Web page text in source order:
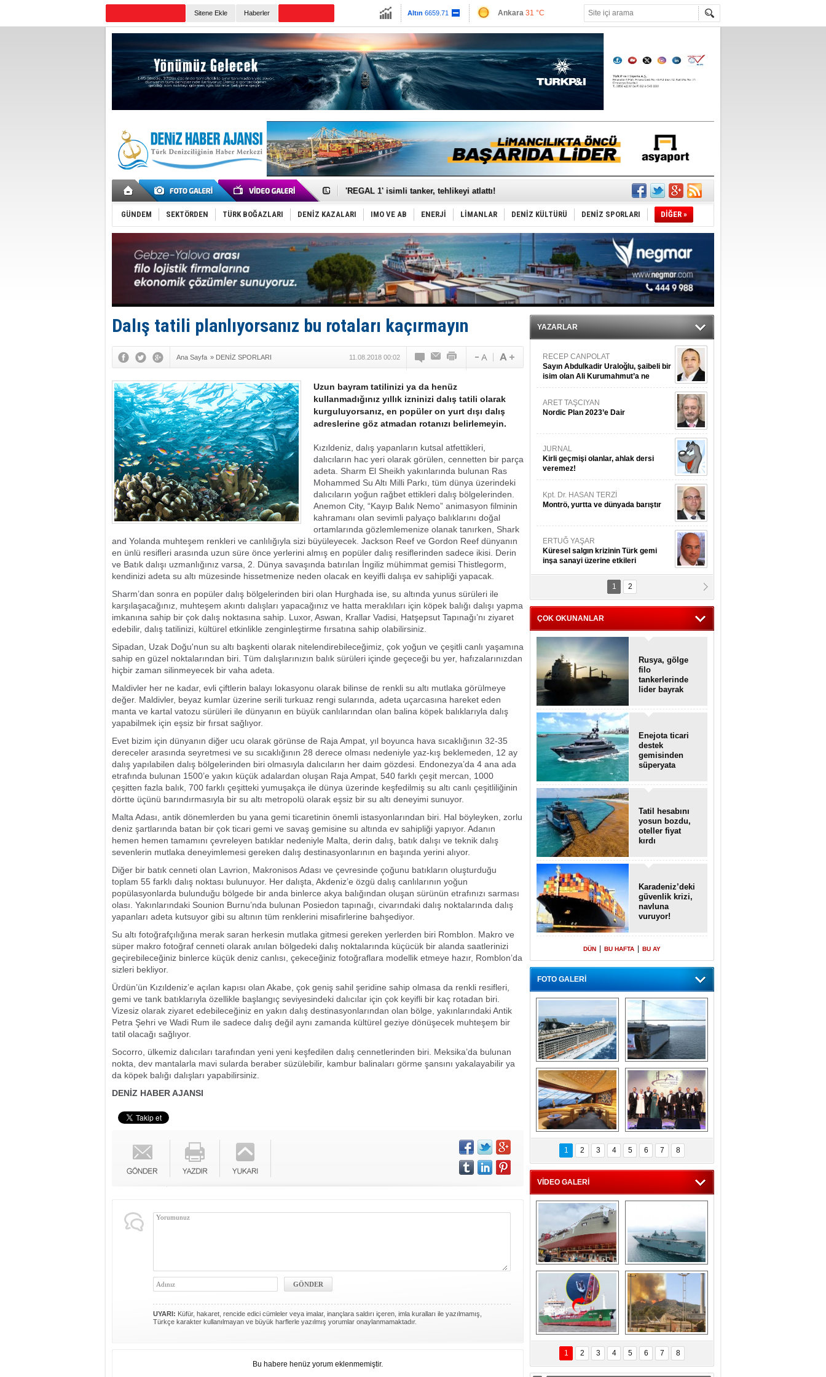
Sitene Ekle Haberler
Altın 6659.71
Euro55.1258
Ankara 31 °C
Antalya32 °C
Muğla 35 °C
Çanakkale 31 °C
Makine arızası yapan tanker, güvenli bölgeye çekildi
Dron saldırısına uğrayan Türk gemisi, Samsun'a getirildi!
'REGAL 1' isimli tanker, tehlikeyi atlattı!
Yakıt barcı filosuna 2 yeni gemi katıldı
Rus İHA’ları, Alman gemisini vurdu!
Karadeniz’deki güvenlik krizi, navluna vuruyor!
Tatil hesabını yosun bozdu, oteller fiyat kırdı
Rusya, gölge filo tankerlerinde lider bayrak konumunda
Enejota ticari destek gemisinden süperyata dönüştürüldü
Denizcilik sektörü, Alsancak Limanı’ndan memnun
Türkiye’den Karadeniz'deki gemicilik faaliyetlerine kısıtlama!
‘14. Olympos Regatta’ başlıyor
Taksi Botlar, 50 yıldır Marmaris’in mavi sularında
TÜRKLİM Başkanı Hamdi Erçelik’ten ‘Çözüm Anahtarı’
GÜNDEM SEKTÖRDEN TÜRK BOĞAZLARI DENİZ KAZALARI IMO VE AB ENERJİ LİMANLAR DENİZ KÜLTÜRÜ DENİZ SPORLARI DİĞER »
Dalış tatili planlıyorsanız bu rotaları kaçırmayın
Ana Sayfa » DENİZ SPORLARI 11.08.2018 00:02
Uzun bayram tatilinizi ya da henüz
kullanmadığınız yıllık izninizi dalış tatili olarak
kurguluyorsanız, en popüler on yurt dışı dalış
adreslerine göz atmadan rotanızı belirlemeyin.
Kızıldeniz, dalış yapanların kutsal atfettikleri,
dalıcıların hac yeri olarak görülen, cennetten bir parça
adeta. Sharm El Sheikh yakınlarında bulunan Ras
Mohammed Su Altı Milli Parkı, tüm dünya üzerindeki
dalıcıların yoğun rağbet ettikleri dalış bölgelerinden.
Anemon City, “Kayıp Balık Nemo” animasyon filminin
kahramanı olan sevimli palyaço balıklarını doğal
ortamlarında gözlemlemenize olanak tanırken, Shark
and Yolanda muhteşem renkleri ve canlılığıyla sizi büyüleyecek. Jackson Reef ve Gordon Reef dünyanın
en ünlü resifleri arasında uzun süre önce yerlerini almış en popüler dalış resiflerinden sadece ikisi. Derin
ve Batık dalışı uzmanlığınız varsa, 2. Dünya savaşında batırılan İngiliz mühimmat gemisi Thistlegorm,
kendinizi adeta su altı müzesinde hissetmenize neden olacak en keyifli dalışa ev sahipliği yapacak.
Sharm’dan sonra en popüler dalış bölgelerinden biri olan Hurghada ise, su altında yunus sürüleri ile
karşılaşacağınız, muhteşem akıntı dalışları yapacağınız ve hatta meraklıları için köpek balığı dalışı yapma
imkanına sahip bir çok dalış noktasına sahip. Luxor, Aswan, Krallar Vadisi, Hatşepsut Tapınağı’nı ziyaret
edebilir, dalış tatilinizi, kültürel etkinlikle zenginleştirme fırsatına sahip olabilirsiniz.
Sipadan, Uzak Doğu'nun su altı başkenti olarak nitelendirebileceğimiz, çok yoğun ve çeşitli canlı yaşamına
sahip en güzel noktalarından biri. Tüm dalışlarınızın balık sürüleri içinde geçeceği bu yer, hafızalarınızdan
hiçbir zaman silinmeyecek bir vaha adeta.
Maldivler her ne kadar, evli çiftlerin balayı lokasyonu olarak bilinse de renkli su altı mutlaka görülmeye
değer. Maldivler, beyaz kumlar üzerine serili turkuaz rengi sularında, adeta uçarcasına hareket eden
manta ve kartal vatozu sürüleri ile dünyanın en büyük canlılarından olan balina köpek balıklarıyla dalış
yapabilmek için eşsiz bir fırsat sağlıyor.
Evet bizim için dünyanın diğer ucu olarak görünse de Raja Ampat, yıl boyunca hava sıcaklığının 32-35
dereceler arasında seyretmesi ve su sıcaklığının 28 derece olması nedeniyle yaz-kış beklemeden, 12 ay
dalış yapılabilen dalış bölgelerinden biri olmasıyla dalıcıların her daim gözdesi. Endonezya’da 4 ana ada
etrafında bulunan 1500’e yakın küçük adalardan oluşan Raja Ampat, 540 farklı çeşit mercan, 1000
çeşitten fazla balık, 700 farklı çeşitteki yumuşakça ile dünya üzerinde keşfedilmiş su altı canlı çeşitliliğinin
dörtte üçünü barındırmasıyla bir su altı metropolü olarak eşsiz bir su altı deneyimi sunuyor.
Malta Adası, antik dönemlerden bu yana gemi ticaretinin önemli istasyonlarından biri. Hal böyleyken, zorlu
deniz şartlarında batan bir çok ticari gemi ve savaş gemisine su altında ev sahipliği yapıyor. Adanın
hemen hemen tamamını çevreleyen batıklar nedeniyle Malta, derin dalış, batık dalışı ve teknik dalış
sevenlerin mutlaka deneyimlemesi gereken dalış destinasyonlarının en başında yerini alıyor.
Diğer bir batık cenneti olan Lavrion, Makronisos Adası ve çevresinde çoğunu batıkların oluşturduğu
toplam 55 farklı dalış noktası bulunuyor. Her dalışta, Akdeniz’e özgü dalış canlılarının yoğun
popülasyonlarda bulunduğu bölgede bir anda binlerce akya balığından oluşan sürünün etrafınızı sarması
olası. Yakınlarındaki Sounion Burnu’nda bulunan Posiedon tapınağı, civarındaki dalış noktalarında dalış
yapanları adeta kutsuyor gibi su altının tüm renklerini misafirlerine bahşediyor.
Su altı fotoğrafçılığına merak saran herkesin mutlaka gitmesi gereken yerlerden biri Romblon. Makro ve
süper makro fotoğraf cenneti olarak anılan bölgedeki dalış noktalarında küçücük bir alanda saatlerinizi
geçirebileceğiniz binlerce küçük deniz canlısı, çekeceğiniz fotoğraflara modellik etmeye hazır, Romblon’da
sizleri bekliyor.
Ürdün’ün Kızıldeniz’e açılan kapısı olan Akabe, çok geniş sahil şeridine sahip olmasa da renkli resifleri,
gemi ve tank batıklarıyla özellikle başlangıç seviyesindeki dalıcılar için çok keyifli bir kaç rotadan biri.
Vizesiz olarak ziyaret edebileceğiniz en yakın dalış destinasyonlarından olan bölge, yakınlarındaki Antik
Petra Şehri ve Wadi Rum ile sadece dalış değil aynı zamanda kültürel geziye dönüşecek muhteşem bir
tatil olacağı sağlıyor.
Socorro, ülkemiz dalıcıları tarafından yeni yeni keşfedilen dalış cennetlerinden biri. Meksika’da bulunan
nokta, dev mantalarla mavi sularda beraber süzülebilir, kambur balinaları görme şansını yakalayabilir ya
da köpek balığı dalışları yapabilirsiniz.
DENİZ HABER AJANSI
UYARI: Küfür, hakaret, rencide edici cümleler veya imalar, inançlara saldırı içeren, imla kuralları ile yazılmamış,
Türkçe karakter kullanılmayan ve büyük harflerle yazılmış yorumlar onaylanmamaktadır.
Bu habere henüz yorum eklenmemiştir.
YAZARLAR
RECEP CANPOLAT
Sayın Abdulkadir Uraloğlu, şaibeli bir
isim olan Ali Kurumahmut’a ne
danışıyorsunuz?
ARET TAŞCIYAN
Nordic Plan 2023’e Dair
JURNAL
Kirli geçmişi olanlar, ahlak dersi
veremez!
Kpt. Dr. HASAN TERZİ
Montrö, yurtta ve dünyada barıştır
ERTUĞ YAŞAR
Küresel salgın krizinin Türk gemi
inşa sanayi üzerine etkileri
Kpt. MESUT AZMİ GÖKSOY
ithafen...
1 2
ÇOK OKUNANLAR
Rusya, gölge
filo
tankerlerinde
lider bayrak
Enejota ticari
destek
gemisinden
süperyata
Tatil hesabını
yosun bozdu,
oteller fiyat
kırdı
Karadeniz’deki
güvenlik krizi,
navluna
vuruyor!
DÜN BU HAFTA BU AY
FOTO GALERİ
“Gemi içinde gemi”
konsepti ile MSC
Splendida
Dünyada tek!
Denizaltı yüzer
havuzu intikal
seyrine başladı
MSC'den 55 milyon
euroluk turizm geliri
müjdesi
5. Bosphorus Ship
Brokers Dinner,
İstanbul’da yapıldı
1 2 3 4 5 6 7 8
VİDEO GALERİ
Çeksan Tersanesi,
Başaran Bayrak
tankerini suya
indirdi
TCG Anadolu,
tersane teknik
seyrini tamamladı
Göçmenlerin
imdadına Türk
sahipli MINA DENIZ
yetişti
Milas’taki yangın
yeniden termik
santrallere doğru
ilerliyor
1 2 3 4 5 6 7 8